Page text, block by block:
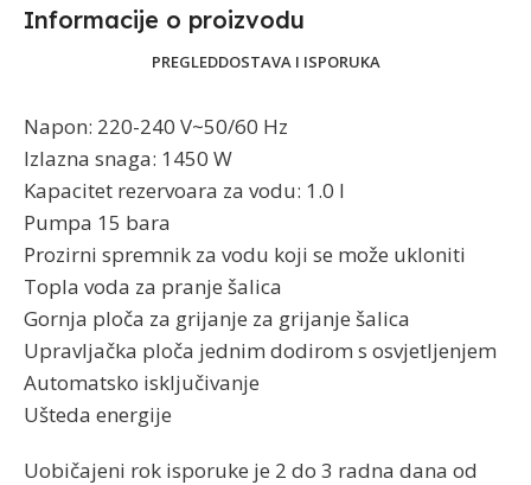
Informacije o proizvodu​
PREGLEDDOSTAVA I ISPORUKA
Napon: 220-240 V~50/60 Hz
Izlazna snaga: 1450 W
Kapacitet rezervoara za vodu: 1.0 l
Pumpa 15 bara
Prozirni spremnik za vodu koji se može ukloniti
Topla voda za pranje šalica
Gornja ploča za grijanje za grijanje šalica
Upravljačka ploča jednim dodirom s osvjetljenjem
Automatsko isključivanje
Ušteda energije
Uobičajeni rok isporuke je 2 do 3 radna dana od